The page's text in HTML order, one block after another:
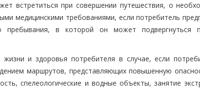
встретиться при совершении путешествия, о
медицинскими требованиями, если потребитель
пребывания, в которой он может подвергнуться
и здоровья потребителя в случае, если
маршрутов, представляющих повышенную
спелеологические и водные объекты, занятие